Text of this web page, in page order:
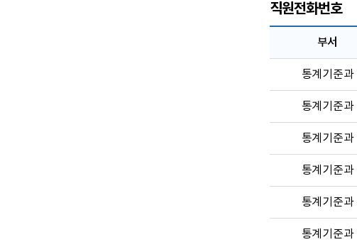
직원전화번호
부서
통계기준과
통계기준과
통계기준과
통계기준과
통계기준과
통계기준과